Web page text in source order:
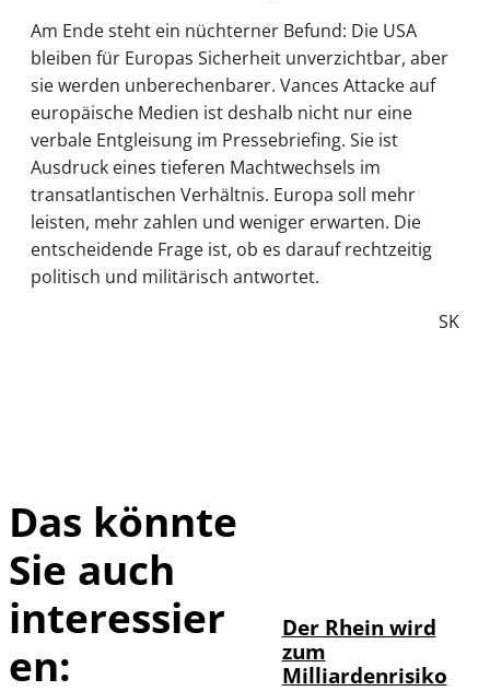
Am Ende steht ein nüchterner Befund: Die USA
bleiben für Europas Sicherheit unverzichtbar, aber
sie werden unberechenbarer. Vances Attacke auf
europäische Medien ist deshalb nicht nur eine
verbale Entgleisung im Pressebriefing. Sie ist
Ausdruck eines tieferen Machtwechsels im
transatlantischen Verhältnis. Europa soll mehr
leisten, mehr zahlen und weniger erwarten. Die
entscheidende Frage ist, ob es darauf rechtzeitig
politisch und militärisch antwortet.
SK
Das könnte
Sie auch
interessier
en:
Der Rhein wird
zum
Milliardenrisiko